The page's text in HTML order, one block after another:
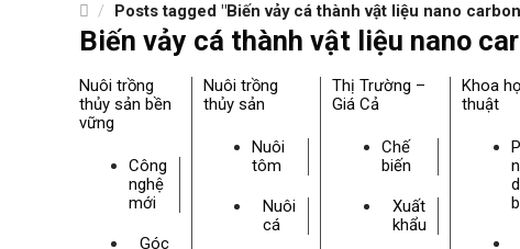
/ Posts tagged "Biến vảy cá thành vật liệu nano
Biến vảy cá thành vật liệu nano
Nuôi trồng
thủy sản bền
vững
Công
nghệ
mới
Góc
Nuôi trồng
thủy sản
Nuôi
tôm
Nuôi
cá
Thị Trường –
Giá Cả
Chế
biến
Xuất
khẩu
Khoa
thuật